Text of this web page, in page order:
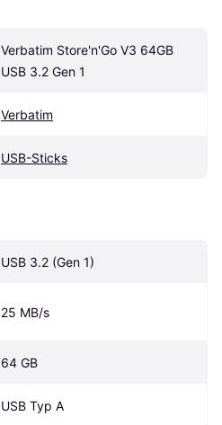
Verbatim Store'n'Go V3 64GB
USB 3.2 Gen 1
Verbatim
USB-Sticks
USB 3.2 (Gen 1)
25 MB/s
64 GB
USB Typ A